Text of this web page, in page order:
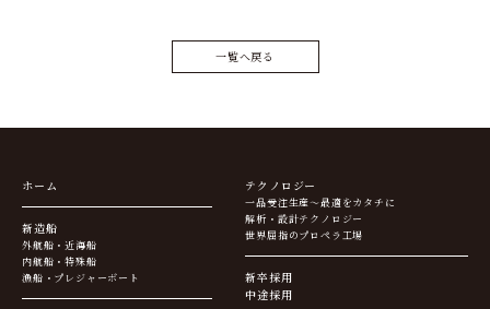
一覧へ戻る
ホーム
新造船
外航船・近海船
内航船・特殊船
漁船・プレジャーボート
テクノロジー
一品受注生産～最適をカタチに
解析・設計テクノロジー
世界屈指のプロペラ工場
新卒採用
中途採用